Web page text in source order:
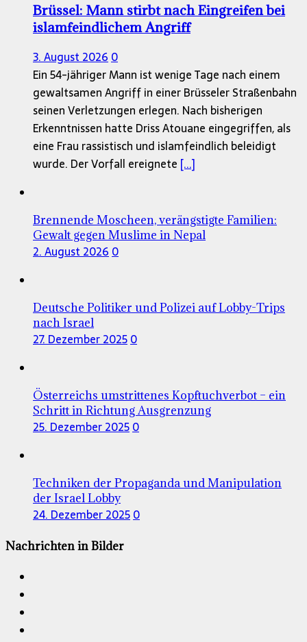
Brüssel: Mann stirbt nach Eingreifen bei
islamfeindlichem Angriff
3. August 20260
Ein 54-jähriger Mann ist wenige Tage nach einem
gewaltsamen Angriff in einer Brüsseler Straßenbahn
seinen Verletzungen erlegen. Nach bisherigen
Erkenntnissen hatte Driss Atouane eingegriffen, als
eine Frau rassistisch und islamfeindlich beleidigt
wurde. Der Vorfall ereignete [...]
Brennende Moscheen, verängstigte Familien:
Gewalt gegen Muslime in Nepal
2. August 20260
Deutsche Politiker und Polizei auf Lobby-Trips
nach Israel
27. Dezember 20250
Österreichs umstrittenes Kopftuchverbot – ein
Schritt in Richtung Ausgrenzung
25. Dezember 20250
Techniken der Propaganda und Manipulation
der Israel Lobby
24. Dezember 20250
Nachrichten in Bilder